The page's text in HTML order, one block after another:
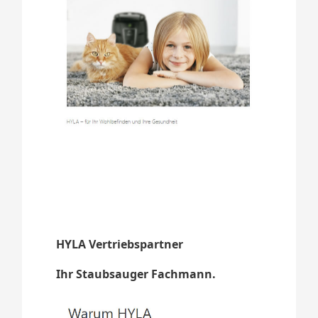
HYLA Vertriebspartner
Ihr Staubsauger Fachmann.